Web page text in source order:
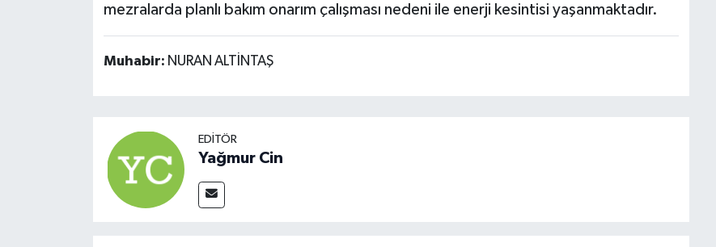
mezralarda planlı bakım onarım çalışması nedeni ile enerji kesintisi yaşanmaktadır.
Muhabir: NURAN ALTİNTAŞ
EDITÖR
Yağmur Cin